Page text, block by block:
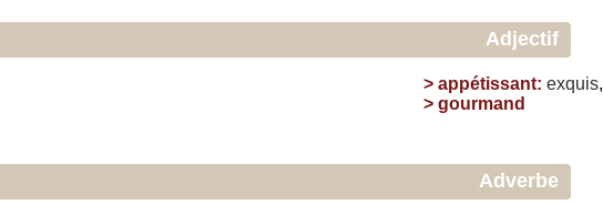
Adjectif
> appétissant: exquis,
> gourmand
Adverbe